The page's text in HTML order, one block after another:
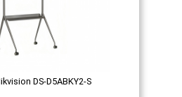
DS-D5ABKY2-S